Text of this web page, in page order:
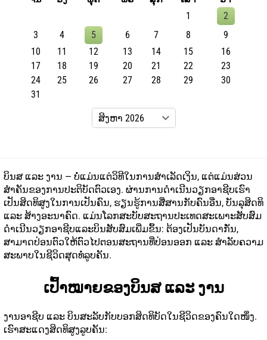
1
2
3
4 5 6 7 8
9
10
11 12 13 14 15
16
17
18 19 20 21 22
23
24
25 26 27 28 29
30
31
ບິນສ ແລະ ງານ — ບໍ່ແມ່ນແຕ່ວິທີໃນການສໍາເລັດເງິນ, ແຕ່ແມ່ນສ່ວນ
ສໍາຄັນຂອງການປະຕິບັດຕົວເອງ. ຜ່ານການດໍາເນີນວຽກອາຊີບເຮົາ
ເປັນສິດທິສູງໃນການເປັນຄົນ, ຮຽນຮູ້ການສື່ສານກັບຄົນອື່ນ, ບັນລຸສິດທິ
ແລະ ສ້າງອະນາຄົດ. ແມ່ນໂລກສະບັບສະຖານປະເທດສະເພາະສັບສົມ
ດໍາເນີນວຽກອາຊີບແລະບິນສັບສົມເພີ່ມຂຶ້ນ: ຕ້ອງເປັນບັນດາກັ່ນ,
ສາມາດປ່ອນຕົວໃຫ້ຕົວໄປຕອນສະຖານທີ່ປ່ອນອອກ ແລະ ສໍາລັບຄວາມ
ສະພາບໃນຊີວິດສຸດທໍ່ລູບຄັນ.
ເປົ້າໝາຍຂອງບິນສ ແລະ ງານ
ງານອາຊີບ ແລະ ບິນສະລັບກັບບອກສິດທິບັດໃນຊີວິດຂອງຄົນໃດໜຶ່ງ.
ເຮົາສະແດງສິດທິສູງລູບຄັນ: